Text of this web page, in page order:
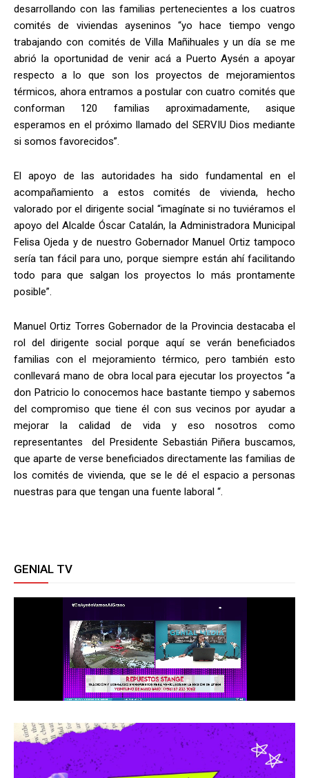
desarrollando con las familias pertenecientes a los cuatros
comités de viviendas ayseninos “yo hace tiempo vengo
trabajando con comités de Villa Mañihuales y un día se me
abrió la oportunidad de venir acá a Puerto Aysén a apoyar
respecto a lo que son los proyectos de mejoramientos
térmicos, ahora entramos a postular con cuatro comités que
conforman 120 familias aproximadamente, asique
esperamos en el próximo llamado del SERVIU Dios mediante
si somos favorecidos”.
El apoyo de las autoridades ha sido fundamental en el
acompañamiento a estos comités de vivienda, hecho
valorado por el dirigente social “imagínate si no tuviéramos el
apoyo del Alcalde Óscar Catalán, la Administradora Municipal
Felisa Ojeda y de nuestro Gobernador Manuel Ortiz tampoco
sería tan fácil para uno, porque siempre están ahí facilitando
todo para que salgan los proyectos lo más prontamente
posible”.
Manuel Ortiz Torres Gobernador de la Provincia destacaba el
rol del dirigente social porque aquí se verán beneficiados
familias con el mejoramiento térmico, pero también esto
conllevará mano de obra local para ejecutar los proyectos “a
don Patricio lo conocemos hace bastante tiempo y sabemos
del compromiso que tiene él con sus vecinos por ayudar a
mejorar la calidad de vida y eso nosotros como
representantes del Presidente Sebastián Piñera buscamos,
que aparte de verse beneficiados directamente las familias de
los comités de vivienda, que se le dé el espacio a personas
nuestras para que tengan una fuente laboral “.
GENIAL TV